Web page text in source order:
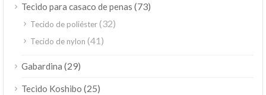
Tecido para casaco de penas (73)
Tecido de poliéster(32)
Tecido de nylon (41)
Gabardina (29)
Tecido Koshibo (25)